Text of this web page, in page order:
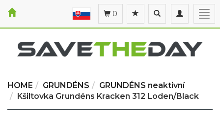
Toggle
navigation
Toggle
search
0
HOME GRUNDÉNS
GRUNDÉNS neaktivní
Kšiltovka Grundéns Kracken 312 Loden/Black